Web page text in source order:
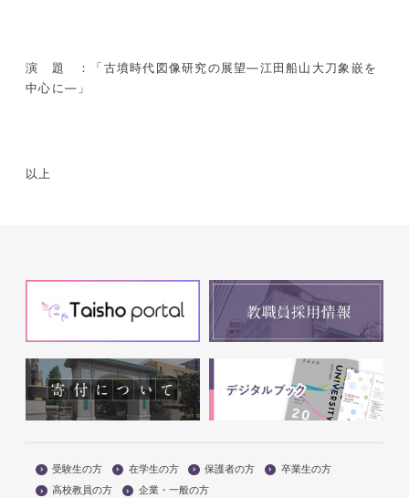
演 題 ：「古墳時代図像研究の展望―江田船山大刀象嵌を
中心に―」
以上
受験生の方 在学生の方 保護者の方
卒業生の方
高校教員の方
企業・一般の方